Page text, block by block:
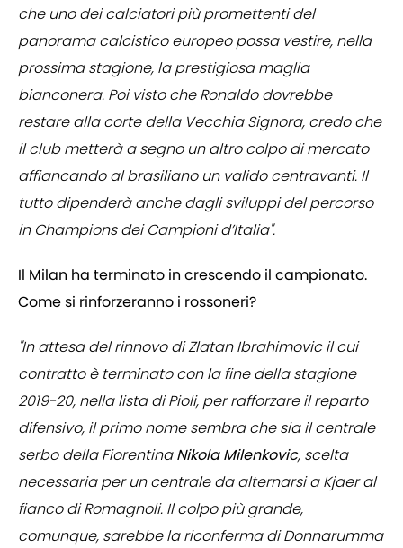
che uno dei calciatori più promettenti del
panorama calcistico europeo possa vestire, nella
prossima stagione, la prestigiosa maglia
bianconera. Poi visto che Ronaldo dovrebbe
restare alla corte della Vecchia Signora, credo che
il club metterà a segno un altro colpo di mercato
affiancando al brasiliano un valido centravanti. Il
tutto dipenderà anche dagli sviluppi del percorso
in Champions dei Campioni d’Italia".
Il Milan ha terminato in crescendo il campionato.
Come si rinforzeranno i rossoneri?
"In attesa del rinnovo di Zlatan Ibrahimovic il cui
contratto è terminato con la fine della stagione
2019-20, nella lista di Pioli, per rafforzare il reparto
difensivo, il primo nome sembra che sia il centrale
serbo della FiorentinaNikola Milenkovic, scelta
necessaria per un centrale da alternarsi a Kjaer al
fianco di Romagnoli. Il colpo più grande,
comunque, sarebbe la riconferma di Donnarumma